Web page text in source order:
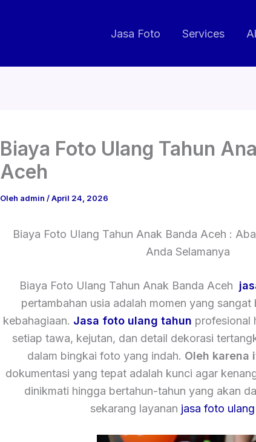
Jasa Foto Services
Biaya Foto Ulang Tahun
Aceh
Oleh admin /April 24, 2026
Biaya Foto Ulang Tahun Anak Banda Aceh :
Anda Selamanya
Biaya Foto Ulang Tahun Anak Banda Aceh
pertambahan usia adalah momen yang sangat
kebahagiaan. Jasa foto ulang tahun profesional
setiap tawa, kejutan, dan detail dekorasi
dalam bingkai foto yang indah. Oleh karena
dokumentasi yang tepat adalah kunci agar
dinikmati hingga bertahun-tahun yang akan
sekarang layanan jasa foto